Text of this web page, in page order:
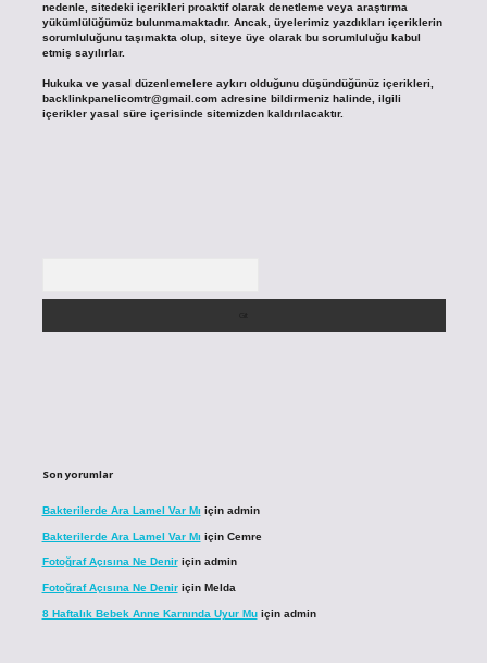
nedenle, sitedeki içerikleri proaktif olarak denetleme veya araştırma
yükümlülüğümüz bulunmamaktadır. Ancak, üyelerimiz yazdıkları içeriklerin
sorumluluğunu taşımakta olup, siteye üye olarak bu sorumluluğu kabul
etmiş sayılırlar.
Hukuka ve yasal düzenlemelere aykırı olduğunu düşündüğünüz içerikleri,
backlinkpanelicomtr@gmail.comadresine bildirmeniz halinde, ilgili
içerikler yasal süre içerisinde sitemizden kaldırılacaktır.
Son yorumlar
Bakterilerde Ara Lamel Var Mı için admin
Bakterilerde Ara Lamel Var Mı için Cemre
Fotoğraf Açısına Ne Deniriçin admin
Fotoğraf Açısına Ne Deniriçin Melda
8 Haftalık Bebek Anne Karnında Uyur Muiçin admin